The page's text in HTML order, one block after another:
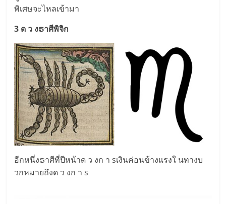
พิเศษจะไหลเข้ามา
3 ด ว งຣาศีพิจิก
อีกหนึ่งຣาศีที่ปีหน้าด ว งก า sเงินค่อนข้างแรงใ นทางบ
วกหมายถึงด ว งก า s